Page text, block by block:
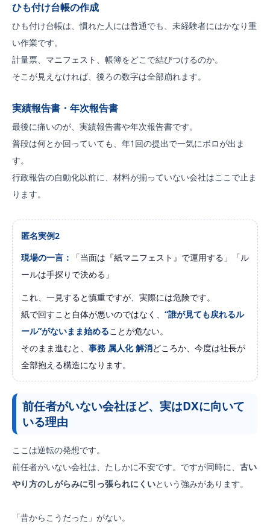
ひも付け台帳の作成
ひも付け台帳は、慣れた人には普通でも、未経験者にはかなり重
い作業です。
計量票、マニフェスト、帳簿をどこで結びつけるのか。
そこが見えなければ、後ろの数字は全部崩れます。
実績報告書・年次報告書
最後に痛いのが、実績報告書や年次報告書です。
普段は何とか回っていても、年1回の提出で一気にボロが出ま
す。
行政報告の自動化以前に、材料が揃っていない会社はここで止ま
ります。
匿名実例2
現場の一言：
「当面は『紙マニフェスト』で運用する」「ル
ールは手探りで決める」
これ、一見すると慎重ですが、実際には危険です。
紙で回すこと自体が悪いのではなく、 “誰が見ても戻れるル
ール”がないまま始めることが危ない。
そのまま進むと、 事務 属人化 解消どころか、今度は社長が
全部抱える構造になります。
前任者がいない会社ほど、実はDXに向いて
いる理由
ここは逆転の発想です。
前任者がいない会社は、たしかに不安です。ですが同時に、 古い
やり方のしがらみに引っ張られにくいという強みがあります。
「昔からこうだった」がない。